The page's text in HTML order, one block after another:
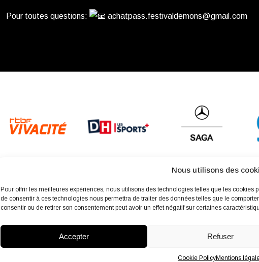
Nous utilisons des
Pour offrir les meilleures expériences, nous utilisons des technologies telles que les cookies
de consentir à ces technologies nous permettra de traiter des données telles que le
consentir ou de retirer son consentement peut avoir un effet négatif sur certaines
Accepter Refuser
Cookie PolicyMentions
Pour toutes questions: achatpass.festivaldemons@gmail.com